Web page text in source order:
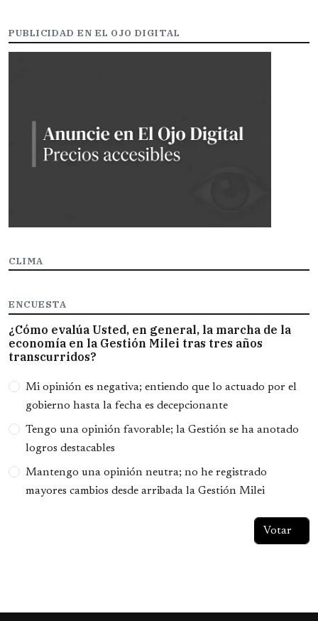
PUBLICIDAD EN EL OJO DIGITAL
CLIMA
ENCUESTA
¿Cómo evalúa Usted, en general, la marcha de la
economía en la Gestión Milei tras tres años
transcurridos?
Opciones
Mi opinión es negativa; entiendo que lo actuado por el
gobierno hasta la fecha es decepcionante
Tengo una opinión favorable; la Gestión se ha anotado
logros destacables
Mantengo una opinión neutra; no he registrado
mayores cambios desde arribada la Gestión Milei